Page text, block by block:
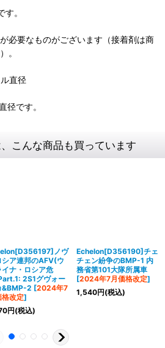
。
必要なものがございます（接着剤は商
。
直径
です。
こんな商品も買っています
ノヴ
シア連邦のAFV(ウ
イナ・ロシア危
2S1グヴォー
&BMP-2 [2024年7
格改定]
円(税込)
Echelon[D356190]チェ
チェン紛争のBMP-1 内
務省第101大隊所属車
[2024年7月価格改定]
1,540円(税込)